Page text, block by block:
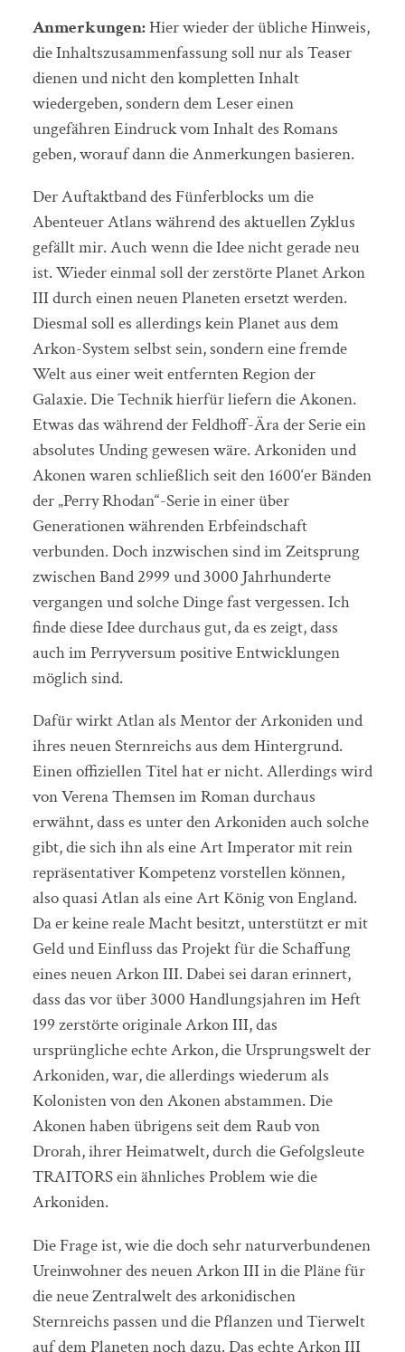
Anmerkungen:Hier wieder der übliche Hinweis,
die Inhaltszusammenfassung soll nur als Teaser
dienen und nicht den kompletten Inhalt
wiedergeben, sondern dem Leser einen
ungefähren Eindruck vom Inhalt des Romans
geben, worauf dann die Anmerkungen basieren.
Der Auftaktband des Fünferblocks um die
Abenteuer Atlans während des aktuellen Zyklus
gefällt mir. Auch wenn die Idee nicht gerade neu
ist. Wieder einmal soll der zerstörte Planet Arkon
III durch einen neuen Planeten ersetzt werden.
Diesmal soll es allerdings kein Planet aus dem
Arkon-System selbst sein, sondern eine fremde
Welt aus einer weit entfernten Region der
Galaxie. Die Technik hierfür liefern die Akonen.
Etwas das während der Feldhoff-Ära der Serie ein
absolutes Unding gewesen wäre. Arkoniden und
Akonen waren schließlich seit den 1600‘er Bänden
der „Perry Rhodan“-Serie in einer über
Generationen währenden Erbfeindschaft
verbunden. Doch inzwischen sind im Zeitsprung
zwischen Band 2999 und 3000 Jahrhunderte
vergangen und solche Dinge fast vergessen. Ich
finde diese Idee durchaus gut, da es zeigt, dass
auch im Perryversum positive Entwicklungen
möglich sind.
Dafür wirkt Atlan als Mentor der Arkoniden und
ihres neuen Sternreichs aus dem Hintergrund.
Einen offiziellen Titel hat er nicht. Allerdings wird
von Verena Themsen im Roman durchaus
erwähnt, dass es unter den Arkoniden auch solche
gibt, die sich ihn als eine Art Imperator mit rein
repräsentativer Kompetenz vorstellen können,
also quasi Atlan als eine Art König von England.
Da er keine reale Macht besitzt, unterstützt er mit
Geld und Einfluss das Projekt für die Schaffung
eines neuen Arkon III. Dabei sei daran erinnert,
dass das vor über 3000 Handlungsjahren im Heft
199 zerstörte originale Arkon III, das
ursprüngliche echte Arkon, die Ursprungswelt der
Arkoniden, war, die allerdings wiederum als
Kolonisten von den Akonen abstammen. Die
Akonen haben übrigens seit dem Raub von
Drorah, ihrer Heimatwelt, durch die Gefolgsleute
TRAITORS ein ähnliches Problem wie die
Arkoniden.
Die Frage ist, wie die doch sehr naturverbundenen
Ureinwohner des neuen Arkon III in die Pläne für
die neue Zentralwelt des arkonidischen
Sternreichs passen und die Pflanzen und Tierwelt
auf dem Planeten noch dazu. Das echte Arkon III